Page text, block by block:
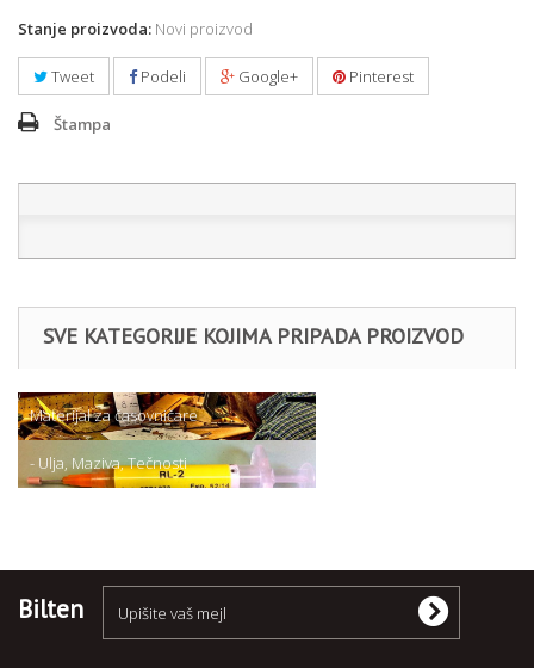
Stanje proizvoda: Novi proizvod
Tweet Podeli Google+ Pinterest
Štampa
SVE KATEGORIJE KOJIMA PRIPADA PROIZVOD
Materijal za časovničare
- Ulja, Maziva, Tečnosti
Bilten